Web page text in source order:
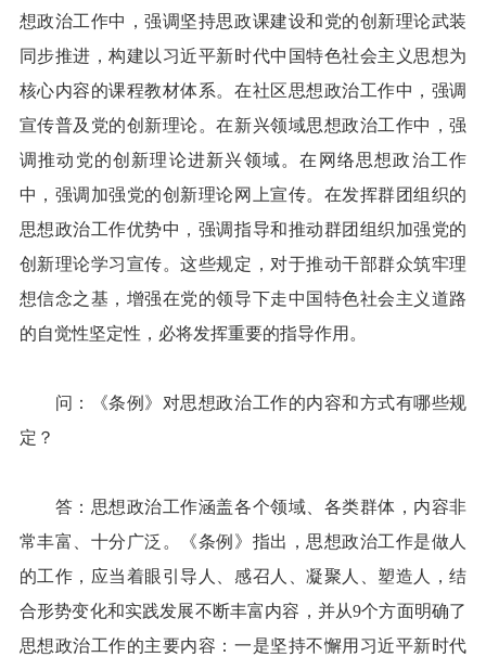
想政治工作中，强调坚持思政课建设和党的创新理论武装
同步推进，构建以习近平新时代中国特色社会主义思想为
核心内容的课程教材体系。在社区思想政治工作中，强调
宣传普及党的创新理论。在新兴领域思想政治工作中，强
调推动党的创新理论进新兴领域。在网络思想政治工作
中，强调加强党的创新理论网上宣传。在发挥群团组织的
思想政治工作优势中，强调指导和推动群团组织加强党的
创新理论学习宣传。这些规定，对于推动干部群众筑牢理
想信念之基，增强在党的领导下走中国特色社会主义道路
的自觉性坚定性，必将发挥重要的指导作用。
问：《条例》对思想政治工作的内容和方式有哪些规
定？
答：思想政治工作涵盖各个领域、各类群体，内容非
常丰富、十分广泛。《条例》指出，思想政治工作是做人
的工作，应当着眼引导人、感召人、凝聚人、塑造人，结
合形势变化和实践发展不断丰富内容，并从9个方面明确了
思想政治工作的主要内容：一是坚持不懈用习近平新时代